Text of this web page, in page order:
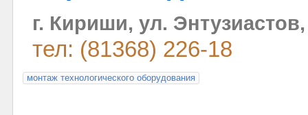
г. Кириши, ул.
тел: (81368) 226-18
монтаж технологического оборудования